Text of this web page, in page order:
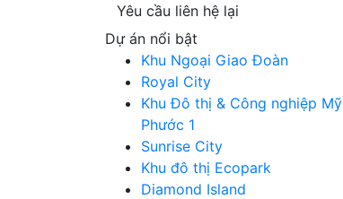
Yêu cầu liên hệ lại
Dự án nổi bật
Khu Ngoại Giao Đoàn
Royal City
Khu Đô thị & Công nghiệp Mỹ
Phước 1
Sunrise City
Khu đô thị Ecopark
Diamond Island